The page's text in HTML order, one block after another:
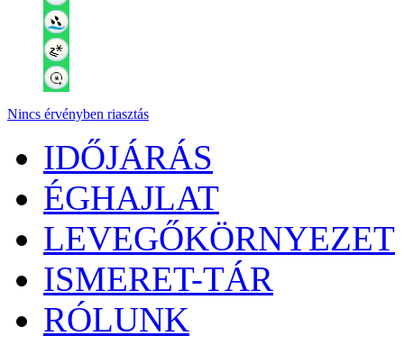
Nincs érvényben riasztás
IDŐJÁRÁS
ÉGHAJLAT
LEVEGŐKÖRNYEZET
ISMERET-TÁR
RÓLUNK